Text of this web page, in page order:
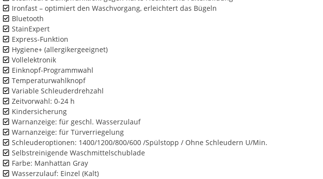
Ironfast – optimiert den Waschvorgang, erleichtert das Bügeln
Bluetooth
StainExpert
Express-Funktion
Hygiene+ (allergikergeeignet)
Vollelektronik
Einknopf-Programmwahl
Temperaturwahlknopf
Variable Schleuderdrehzahl
Zeitvorwahl: 0-24 h
Kindersicherung
Warnanzeige: für geschl. Wasserzulauf
Warnanzeige: für Türverriegelung
Schleuderoptionen: 1400/1200/800/600 /Spülstopp / Ohne Schleudern U/Min.
Selbstreinigende Waschmittelschublade
Farbe: Manhattan Gray
Wasserzulauf: Einzel (Kalt)